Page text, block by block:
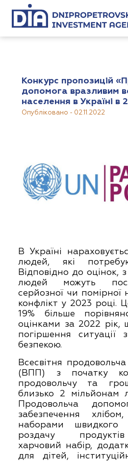
Конкурс пропозицій
допомога вразливим
населення в Україні в
Опубліковано - 02.11.2022
В Україні
людей, які
Відповідно до оцінок,
людей можуть
серйозної чи помірної
конфлікт у 2023 році.
19% більше
оцінками за 2022 рік,
погіршення ситуації
безпекою.
Всесвітня
(ВПП) з початку
продовольчу та
близько 2 мільйонам
Продовольча
забезпечення
наборами швидкого
роздачу
харчовий набір,
для дітей,